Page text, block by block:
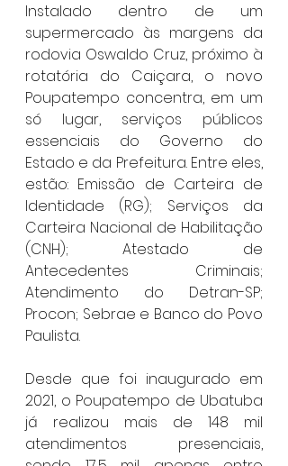
Instalado dentro de um
supermercado às margens da
rodovia Oswaldo Cruz, próximo à
rotatória do Caiçara, o novo
Poupatempo concentra, em um
só lugar, serviços públicos
essenciais do Governo do
Estado e da Prefeitura. Entre eles,
estão: Emissão de Carteira de
Identidade (RG); Serviços da
Carteira Nacional de Habilitação
(CNH); Atestado de
Antecedentes Criminais;
Atendimento do Detran-SP;
Procon; Sebrae e Banco do Povo
Paulista.
Desde que foi inaugurado em
2021, o Poupatempo de Ubatuba
já realizou mais de 148 mil
atendimentos presenciais,